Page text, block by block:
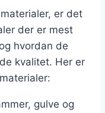
er det
der er mest
hvordan de
kvalitet. Her er
gulve og